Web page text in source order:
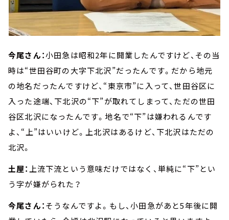
今尾さん：小田急は昭和2年に開業したんですけど、その当
時は“世田谷町の大字下北沢”だったんです。だから地元
の地名だったんですけど、“東京市”に入って、世田谷区に
入った途端、下北沢の“下”が取れてしまって、ただの世田
谷区北沢になったんです。地名で“下”は嫌われるんです
よ、“上”はいいけど。上北沢はあるけど、下北沢はただの
北沢。
土屋：上流下流という意味だけではなく、単純に“下”とい
う字が嫌がられた？
今尾さん：そうなんですよ。もし、小田急があと5年後に開